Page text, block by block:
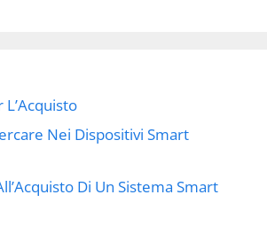
L’Acquisto
Nei Dispositivi Smart
Di Un Sistema Smart